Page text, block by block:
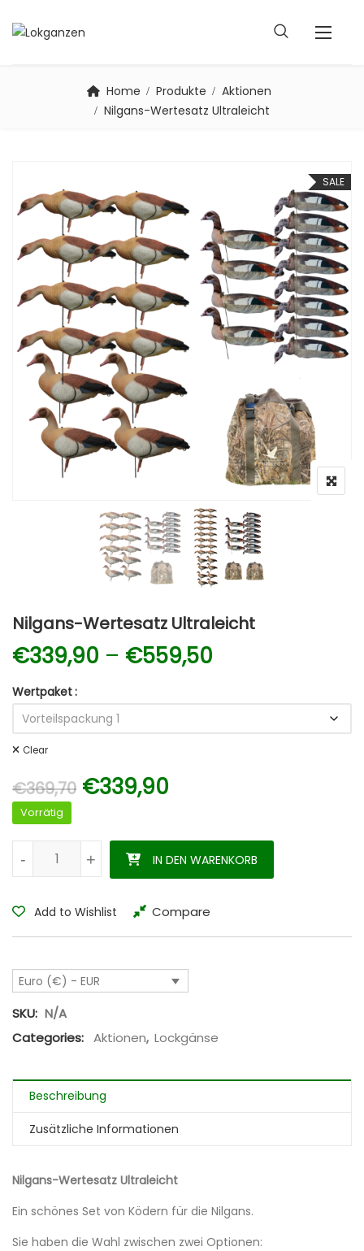
Home Produkte
Aktionen
Nilgans-Wertesatz Ultraleicht
SALE
Nilgans-Wertesatz Ultraleicht
€339,90 – €559,50
Wertpaket
Clear
€369,70 Ursprünglicher Preis war:
€339,90
Vorrätig
Nilgans-Wertesatz Ultraleicht Menge
+
- +
- IN DEN WARENKORB
Add to Wishlist Compare
Euro (€) - EUR
SKU: N/A
Categories: Aktionen, Lockgänse
Beschreibung
Zusätzliche Informationen
Nilgans-Wertesatz Ultraleicht
Ein schönes Set von Ködern für die Nilgans.
Sie haben die Wahl zwischen zwei Optionen: